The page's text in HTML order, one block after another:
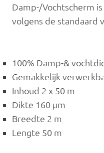
Damp-/Vochtscherm
volgens de standaard
100% Damp-&
Gemakkelijk
Inhoud 2 x 50 m
Dikte 160 µm
Breedte 2 m
Lengte 50 m